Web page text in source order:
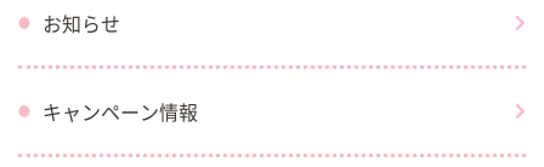
お知らせ
キャンペーン情報